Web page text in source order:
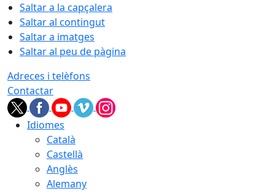
Saltar a la capçalera
Saltar al contingut
Saltar a imatges
Saltar al peu de pàgina
Adreces i telèfons
Contactar
Idiomes
Català
Castellà
Anglès
Alemany